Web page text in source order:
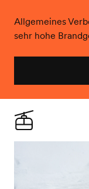
Allgemeines
sehr hohe
Live